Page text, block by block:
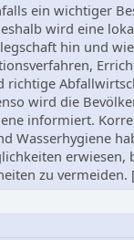
ein wichtiger
wird eine
hin und
richtige
wird die
informiert.
Wasserhygiene
erwiesen,
zu vermeiden.